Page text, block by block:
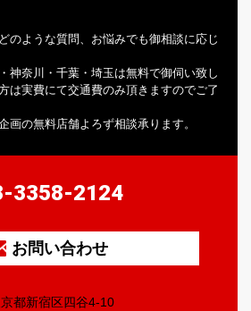
のような質問、お悩みでも御相談に応じ
神奈川・千葉・埼玉は無料で御伺い致し
は実費にて交通費のみ頂きますのでご了
画の無料店舗よろず相談承ります。
3358-2124
お問い合わせ
都新宿区四谷4-10